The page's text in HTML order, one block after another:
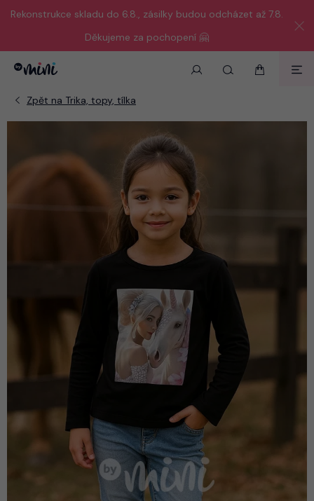
Rekonstrukce skladu do 6.8., zásilky budou odcházet až 7.8.
Děkujeme za pochopení 🤗